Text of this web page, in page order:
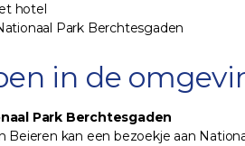
hotel
Park Berchtesgaden
in de
Park Berchtesgaden
Beieren kan een bezoekje aan